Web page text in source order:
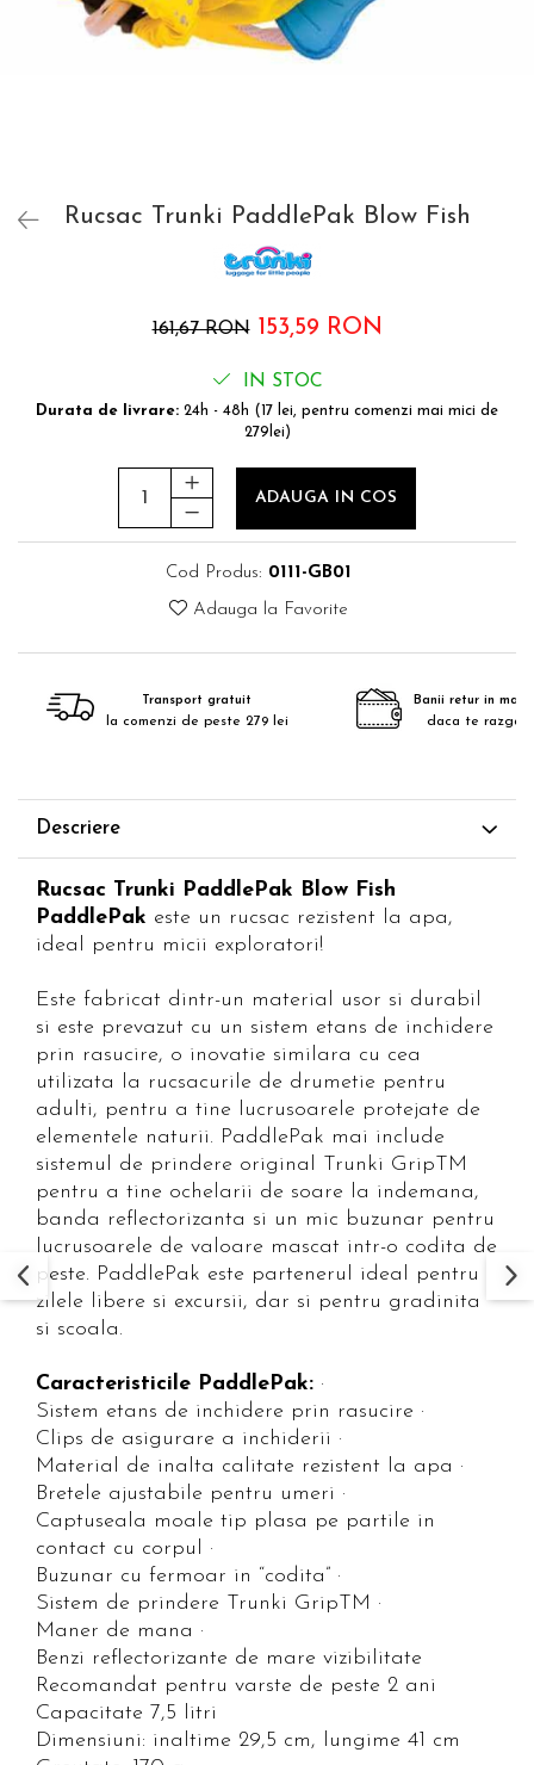
Huse troler
Rucsac Trunki PaddlePak Blow Fish
161,67 RON 153,59 RON
IN STOC
Durata de livrare: 24h - 48h (17 lei, pentru comenzi mai mici de
279lei)
ADAUGA IN COS
Cod Produs: 0111-GB01
Adauga la Favorite
Transport gratuit
la comenzi de peste 279 lei
Banii retur in
daca te
Descriere
Rucsac Trunki PaddlePak Blow Fish
PaddlePak este un rucsac rezistent la apa,
ideal pentru micii exploratori!
Este fabricat dintr-un material usor si durabil
si este prevazut cu un sistem etans de inchidere
prin rasucire, o inovatie similara cu cea
utilizata la rucsacurile de drumetie pentru
adulti, pentru a tine lucrusoarele protejate de
elementele naturii. PaddlePak mai include
sistemul de prindere original Trunki GripTM
pentru a tine ochelarii de soare la indemana,
banda reflectorizanta si un mic buzunar pentru
lucrusoarele de valoare mascat intr-o codita de
peste. PaddlePak este partenerul ideal pentru
zilele libere si excursii, dar si pentru gradinita
si scoala.
Caracteristicile PaddlePak: ·
Sistem etans de inchidere prin rasucire ·
Clips de asigurare a inchiderii ·
Material de inalta calitate rezistent la apa ·
Bretele ajustabile pentru umeri ·
Captuseala moale tip plasa pe partile in
contact cu corpul ·
Buzunar cu fermoar in “codita” ·
Sistem de prindere Trunki GripTM ·
Maner de mana ·
Benzi reflectorizante de mare vizibilitate
Recomandat pentru varste de peste 2 ani
Capacitate 7,5 litri
Dimensiuni: inaltime 29,5 cm, lungime 41 cm